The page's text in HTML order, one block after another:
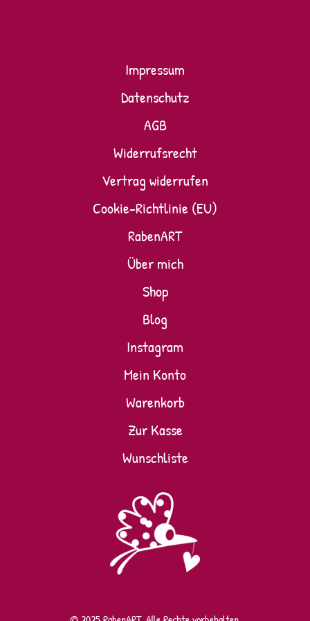
Impressum
Datenschutz
AGB
Widerrufsrecht
Vertrag widerrufen
Cookie-Richtlinie (EU)
RabenART
Über mich
Shop
Blog
Instagram
Mein Konto
Warenkorb
Zur Kasse
Wunschliste